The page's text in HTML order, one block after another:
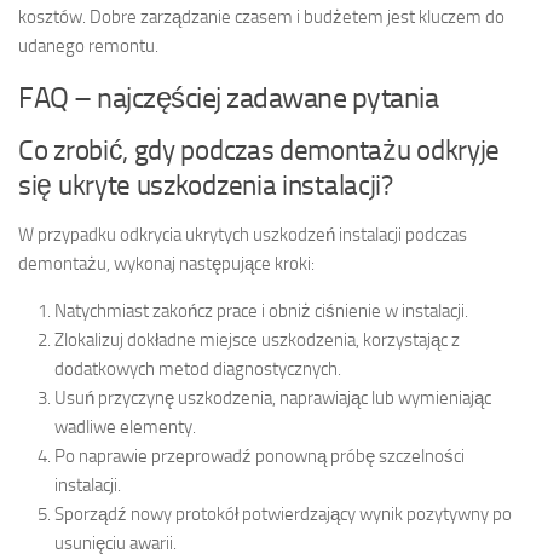
kosztów. Dobre zarządzanie czasem i budżetem jest kluczem do
udanego remontu.
FAQ – najczęściej zadawane pytania
Co zrobić, gdy podczas demontażu odkryje
się ukryte uszkodzenia instalacji?
W przypadku odkrycia ukrytych uszkodzeń instalacji podczas
demontażu, wykonaj następujące kroki:
Natychmiast zakończ prace i obniż ciśnienie w instalacji.
Zlokalizuj dokładne miejsce uszkodzenia, korzystając z
dodatkowych metod diagnostycznych.
Usuń przyczynę uszkodzenia, naprawiając lub wymieniając
wadliwe elementy.
Po naprawie przeprowadź ponowną próbę szczelności
instalacji.
Sporządź nowy protokół potwierdzający wynik pozytywny po
usunięciu awarii.